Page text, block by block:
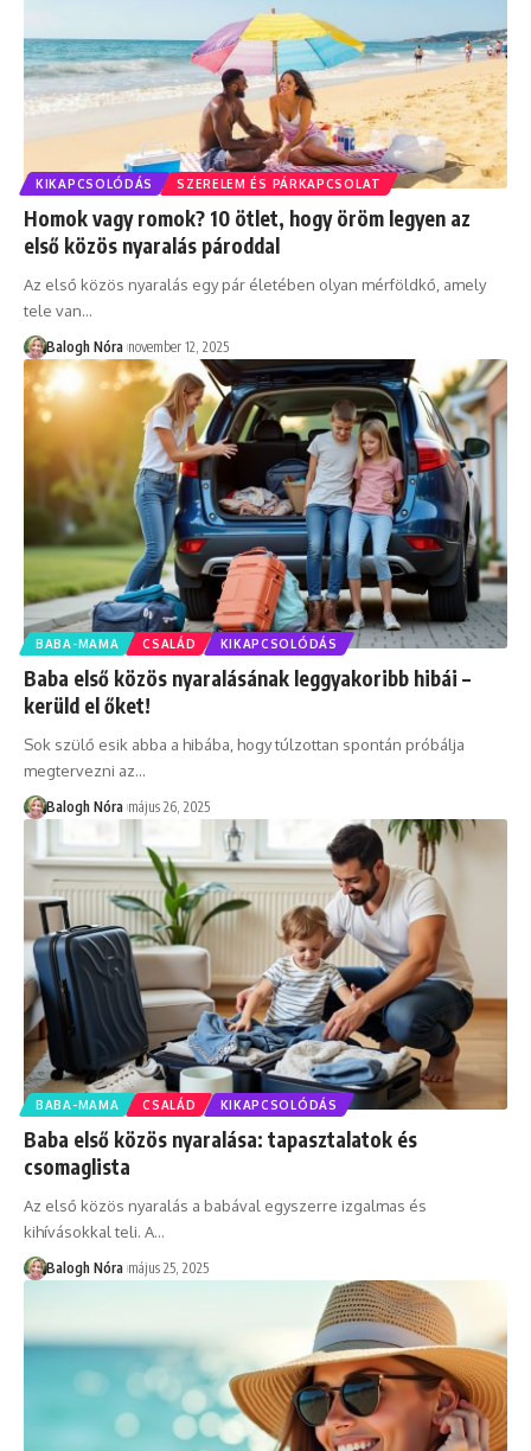
KIKAPCSOLÓDÁS SZERELEM ÉS PÁRKAPCSOLAT
Homok vagy romok? 10 ötlet, hogy öröm legyen az
első közös nyaralás pároddal
Az első közös nyaralás egy pár életében olyan mérföldkő, amely
tele van…
Balogh Nóra november 12, 2025
BABA-MAMA CSALÁD KIKAPCSOLÓDÁS
Baba első közös nyaralásának leggyakoribb hibái –
kerüld el őket!
Sok szülő esik abba a hibába, hogy túlzottan spontán próbálja
megtervezni az…
Balogh Nóra május 26, 2025
BABA-MAMA CSALÁD KIKAPCSOLÓDÁS
Baba első közös nyaralása: tapasztalatok és
csomaglista
Az első közös nyaralás a babával egyszerre izgalmas és
kihívásokkal teli. A…
Balogh Nóra május 25, 2025